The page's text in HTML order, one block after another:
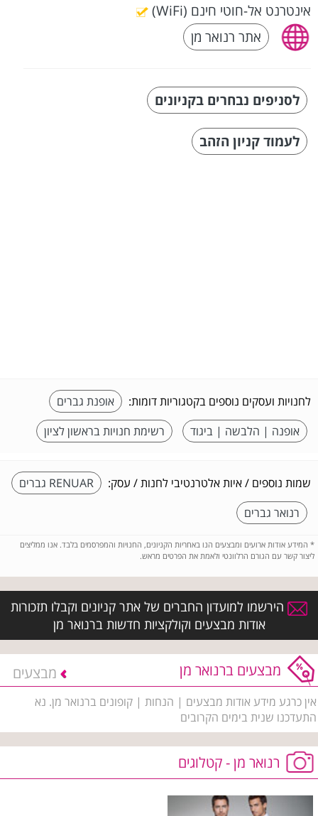
אינטרנט אל-חוטי חינם (WiFi)
אתר רנואר מן
לסניפים נבחרים בקניונים
לעמוד קניון הזהב
לחנויות ועסקים נוספים בקטגוריות דומות:
אופנת גברים
אופנה | הלבשה | ביגוד
רשימת חנויות בראשון לציון
שמות נוספים / איות אלטרנטיבי לחנות / עסק:
RENUAR גברים
רנואר גברים
* המידע אודות ארועים ומבצעים הנו באחריות הקניונים, החנויות והמפרסמים בלבד. אנו ממליצים
ליצור קשר עם הגורם הרלוונטי ולאמת את הפרטים מראש.
הירשמו למועדון החברים של אתר קניונים וקבלו תזכורות
אודות מבצעים וקולקציות חדשות ברנואר מן
מבצעים ברנואר מן מבצעים
אין כרגע מידע אודות מבצעים | הנחות | קופונים ברנואר מן. נא
התעדכנו שנית בימים הקרובים
רנואר מן - קטלוגים